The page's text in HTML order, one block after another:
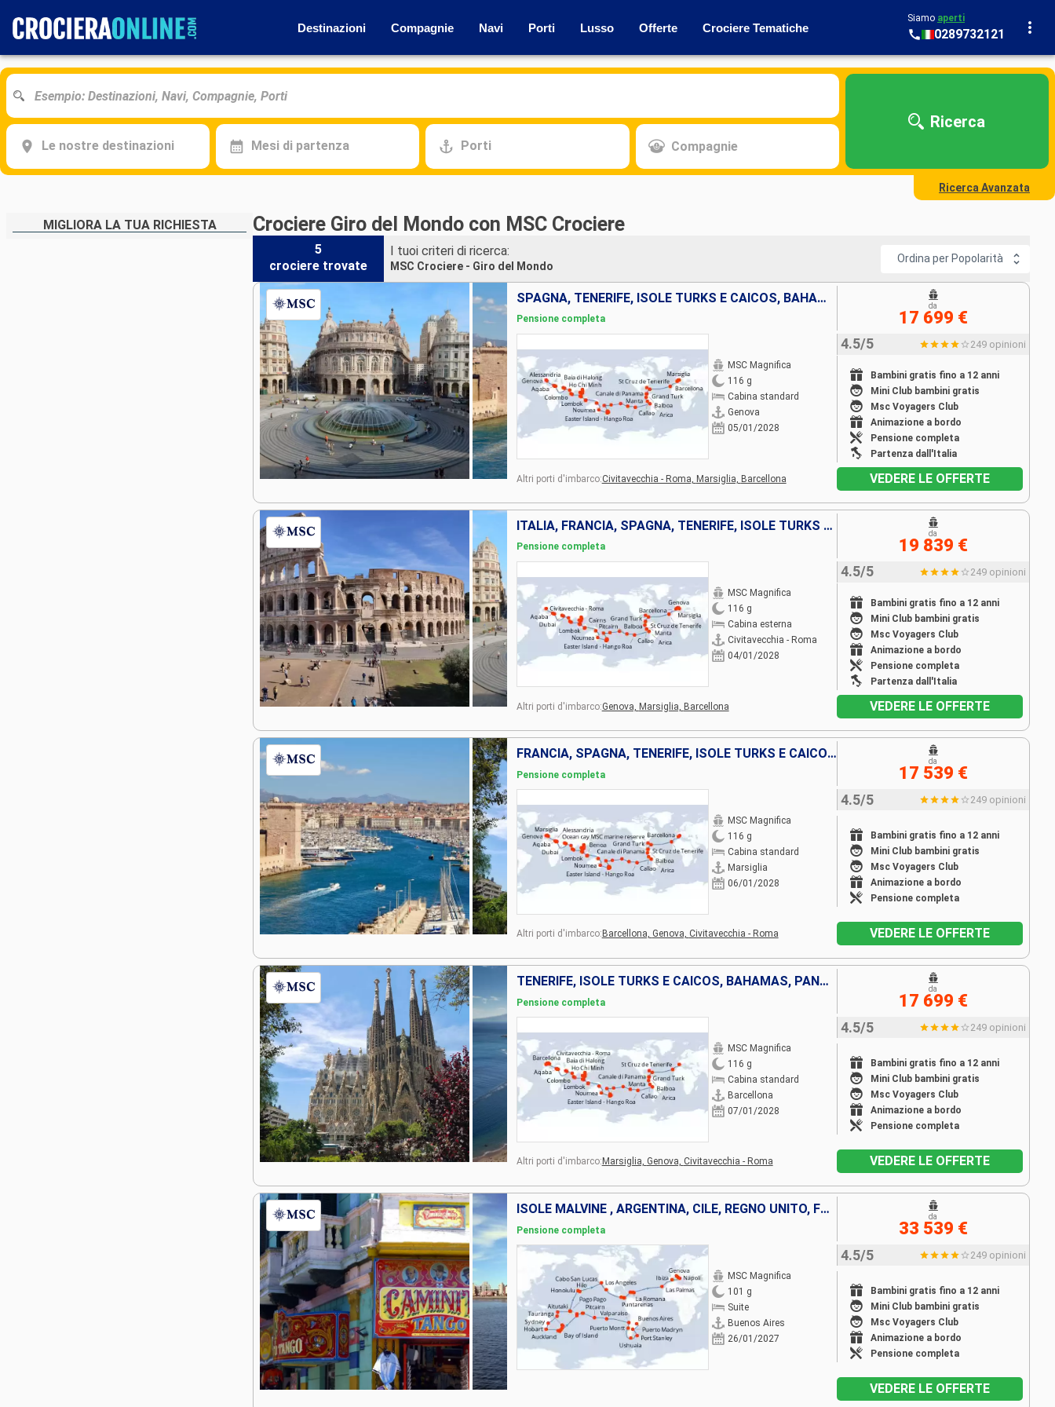
Destinazioni Compagnie Navi Porti Lusso Offerte Crociere Tematiche
Siamo aperti
0289732121
Le nostre destinazioni Mesi di partenza Porti Compagnie
Ricerca
Ricerca Avanzata
MIGLIORA LA TUA RICHIESTA Crociere Giro del Mondo con MSC Crociere
5
crociere trovate
I tuoi criteri di ricerca:
MSC Crociere - Giro del Mondo
Ordina per Popolarità
SPAGNA, TENERIFE, ISOLE TURKS E CAICOS, BAHAMAS, PANAMA, EQUATORE, PERÙ, CILE, REGNO UNITO, FRANCIA, TONGA, NUOVA CALEDONIA, NUOVA ZELANDA, AUSTRALIA, INDONESIA, VIETNAM, THAILANDIA, CAMBOGIA, SINGAPO
Pensione completa
MSC Magnifica
116 g
Cabina standard
Genova
05/01/2028
4.5/5 249 opinioni
Bambini gratis fino a 12 anni
Mini Club bambini gratis
Msc Voyagers Club
Animazione a bordo
Pensione completa
Partenza dall'Italia
da
17 699 €
Altri porti d'imbarco:Civitavecchia - Roma, Marsiglia, Barcellona VEDERE LE OFFERTE
ITALIA, FRANCIA, SPAGNA, TENERIFE, ISOLE TURKS E CAICOS, BAHAMAS, PANAMA, EQUATORE, PERÙ, CILE, REGNO UNITO, TONGA, NUOVA CALEDONIA, NUOVA ZELANDA, AUSTRALIA, INDONESIA, VIETNAM, THAILANDIA, CAMBOGIA,
Pensione completa
MSC Magnifica
116 g
Cabina esterna
Civitavecchia - Roma
04/01/2028
4.5/5 249 opinioni
Bambini gratis fino a 12 anni
Mini Club bambini gratis
Msc Voyagers Club
Animazione a bordo
Pensione completa
Partenza dall'Italia
da
19 839 €
Altri porti d'imbarco:Genova, Marsiglia, Barcellona VEDERE LE OFFERTE
FRANCIA, SPAGNA, TENERIFE, ISOLE TURKS E CAICOS, BAHAMAS, PANAMA, EQUATORE, PERÙ, CILE, REGNO UNITO, TONGA, NUOVA CALEDONIA, NUOVA ZELANDA, AUSTRALIA, INDONESIA, VIETNAM, THAILANDIA, CAMBOGIA, SINGAPO
Pensione completa
MSC Magnifica
116 g
Cabina standard
Marsiglia
06/01/2028
4.5/5 249 opinioni
Bambini gratis fino a 12 anni
Mini Club bambini gratis
Msc Voyagers Club
Animazione a bordo
Pensione completa
da
17 539 €
Altri porti d'imbarco:Barcellona, Genova, Civitavecchia - Roma VEDERE LE OFFERTE
TENERIFE, ISOLE TURKS E CAICOS, BAHAMAS, PANAMA, EQUATORE, PERÙ, CILE, REGNO UNITO, FRANCIA, TONGA, NUOVA CALEDONIA, NUOVA ZELANDA, AUSTRALIA, INDONESIA, VIETNAM, THAILANDIA, CAMBOGIA, SINGAPORE, MALE
Pensione completa
MSC Magnifica
116 g
Cabina standard
Barcellona
07/01/2028
4.5/5 249 opinioni
Bambini gratis fino a 12 anni
Mini Club bambini gratis
Msc Voyagers Club
Animazione a bordo
Pensione completa
da
17 699 €
Altri porti d'imbarco:Marsiglia, Genova, Civitavecchia - Roma VEDERE LE OFFERTE
ISOLE MALVINE , ARGENTINA, CILE, REGNO UNITO, FRANCIA, ISOLE COOK, NUOVA ZELANDA, AUSTRALIA, NUOVA CALEDONIA, VANUATU, SAMOA, STATI UNITI, MESSICO, COSTA RICA, PANAMA, REPUBBLICA DOMINICANA, TORTOLA,
Pensione completa
MSC Magnifica
101 g
Suite
Buenos Aires
26/01/2027
4.5/5 249 opinioni
Bambini gratis fino a 12 anni
Mini Club bambini gratis
Msc Voyagers Club
Animazione a bordo
Pensione completa
da
33 539 €
VEDERE LE OFFERTE